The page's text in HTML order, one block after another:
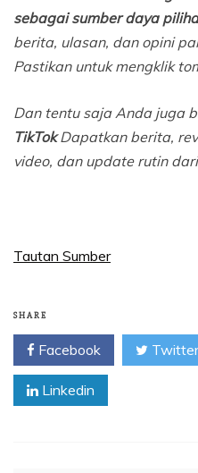
sebagai sumber daya
berita, ulasan, dan opini
Pastikan untuk mengklik
Dan tentu saja Anda juga
TikTokDapatkan berita,
video, dan update rutin
Tautan Sumber
SHARE
Facebook Twitter
Linkedin